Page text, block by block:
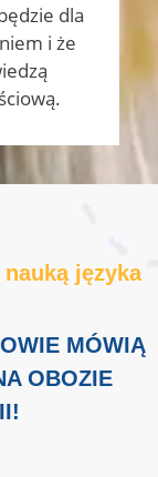
dla
i że
języka
MÓWIĄ
OBOZIE